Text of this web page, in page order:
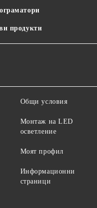
продукти
Общи условия
Монтаж на LED
осветление
Моят профил
Информационни
страници